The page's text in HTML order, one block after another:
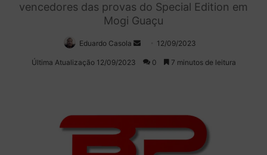
vencedores das provas do Special Edition em
Mogi Guaçu
Eduardo Casola
Mande
um
12/09/2023
Última Atualização 12/09/2023 0 7 minutos de leitura